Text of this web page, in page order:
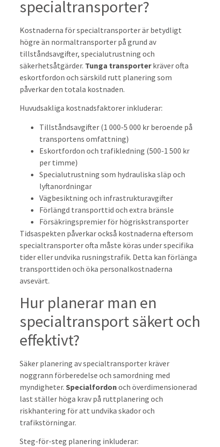
specialtransporter?
Kostnaderna för specialtransporter är betydligt
högre än normaltransporter på grund av
tillståndsavgifter, specialutrustning och
säkerhetsåtgärder. Tunga transporterkräver ofta
eskortfordon och särskild rutt planering som
påverkar den totala kostnaden.
Huvudsakliga kostnadsfaktorer inkluderar:
Tillståndsavgifter (1 000-5 000 kr beroende på
transportens omfattning)
Eskortfordon och trafikledning (500-1 500 kr
per timme)
Specialutrustning som hydrauliska släp och
lyftanordningar
Vägbesiktning och infrastrukturavgifter
Förlängd transporttid och extra bränsle
Försäkringspremier för högriskstransporter
Tidsaspekten påverkar också kostnaderna eftersom
specialtransporter ofta måste köras under specifika
tider eller undvika rusningstrafik. Detta kan förlänga
transporttiden och öka personalkostnaderna
avsevärt.
Hur planerar man en
specialtransport säkert och
effektivt?
Säker planering av specialtransporter kräver
noggrann förberedelse och samordning med
myndigheter. Specialfordon och överdimensionerad
last ställer höga krav på ruttplanering och
riskhantering för att undvika skador och
trafikstörningar.
Steg-för-steg planering inkluderar: